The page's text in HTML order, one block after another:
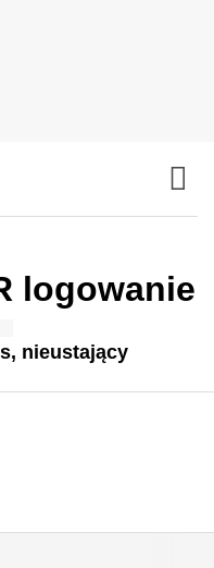
logowanie
nieustający